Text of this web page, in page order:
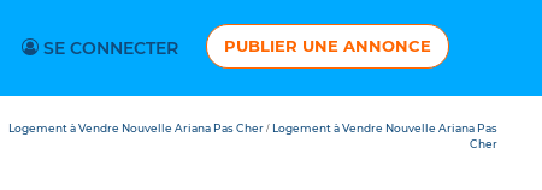
SE CONNECTER PUBLIER UNE ANNONCE
Logement à Vendre Nouvelle Ariana Pas Cher / Logement à Vendre Nouvelle Ariana Pas
Cher